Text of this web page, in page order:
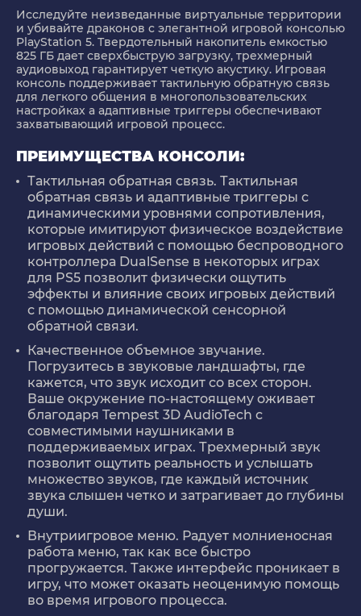
Исследуйте неизведанные виртуальные территории
и убивайте драконов с элегантной игровой консолью
PlayStation 5. Твердотельный накопитель емкостью
825 ГБ дает сверхбыструю загрузку, трехмерный
аудиовыход гарантирует четкую акустику. Игровая
консоль поддерживает тактильную обратную связь
для легкого общения в многопользовательских
настройках а адаптивные триггеры обеспечивают
захватывающий игровой процесс.
ПРЕИМУЩЕСТВА КОНСОЛИ:
Тактильная обратная связь. Тактильная
обратная связь и адаптивные триггеры с
динамическими уровнями сопротивления,
которые имитируют физическое воздействие
игровых действий с помощью беспроводного
контроллера DualSense в некоторых играх
для PS5 позволит физически ощутить
эффекты и влияние своих игровых действий
с помощью динамической сенсорной
обратной связи.
Качественное объемное звучание.
Погрузитесь в звуковые ландшафты, где
кажется, что звук исходит со всех сторон.
Ваше окружение по-настоящему оживает
благодаря Tempest 3D AudioTech с
совместимыми наушниками в
поддерживаемых играх. Трехмерный звук
позволит ощутить реальность и услышать
множество звуков, где каждый источник
звука слышен четко и затрагивает до глубины
души.
Внутриигровое меню. Радует молниеносная
работа меню, так как все быстро
прогружается. Также интерфейс проникает в
игру, что может оказать неоценимую помощь
во время игрового процесса.